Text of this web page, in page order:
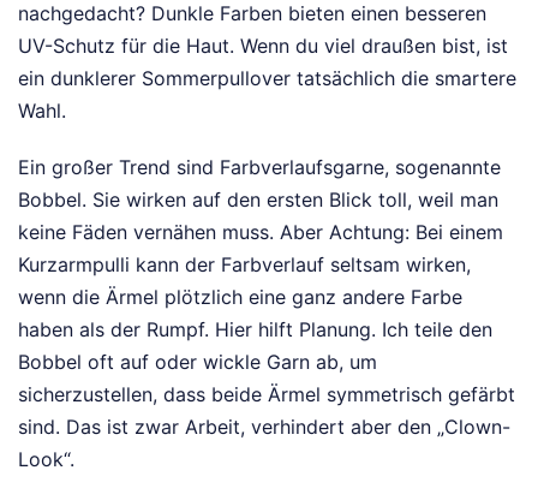
nachgedacht? Dunkle Farben bieten einen besseren
UV-Schutz für die Haut. Wenn du viel draußen bist, ist
ein dunklerer Sommerpullover tatsächlich die smartere
Wahl.
Ein großer Trend sind Farbverlaufsgarne, sogenannte
Bobbel. Sie wirken auf den ersten Blick toll, weil man
keine Fäden vernähen muss. Aber Achtung: Bei einem
Kurzarmpulli kann der Farbverlauf seltsam wirken,
wenn die Ärmel plötzlich eine ganz andere Farbe
haben als der Rumpf. Hier hilft Planung. Ich teile den
Bobbel oft auf oder wickle Garn ab, um
sicherzustellen, dass beide Ärmel symmetrisch gefärbt
sind. Das ist zwar Arbeit, verhindert aber den „Clown-
Look“.